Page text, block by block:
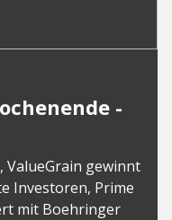
-
ValueGrain gewinnt
Investoren, Prime
mit Boehringer